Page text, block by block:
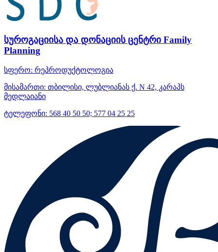
სუროგაციისა და დონაციის ცენტრი Family
Planning
სფერო: რეპროდუქტოლოგია
მისამართი: თბილისი, ლუბლიანას ქ. N 42, კარაპს
მედლაიანი
ტელეფონი: 568 40 50 50; 577 04 25 25